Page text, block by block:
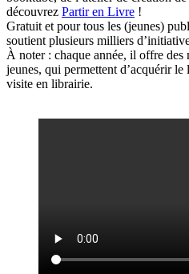
découvrez Partir en Livre !
Gratuit et pour tous les (jeunes)
soutient plusieurs milliers
À noter : chaque année, il offre
jeunes, qui permettent d’acquérir
visite en librairie.